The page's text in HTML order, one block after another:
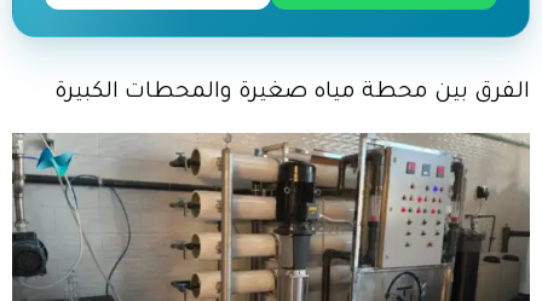
الفرق بين محطة مياه صغيرة والمحطات الكبيرة